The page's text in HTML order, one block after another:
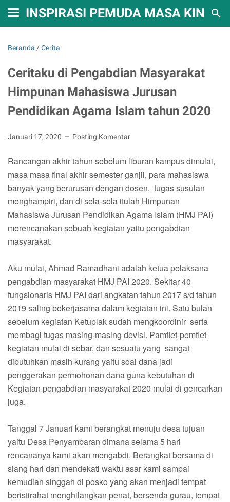
INSPIRASI PEMUDA MASA KINI
Beranda /Cerita
Ceritaku di Pengabdian Masyarakat
Himpunan Mahasiswa Jurusan
Pendidikan Agama Islam tahun 2020
Januari 17, 2020 Posting Komentar
Rancangan akhir tahun sebelum liburan kampus dimulai,
masa masa final akhir semester ganjil, para mahasiswa
banyak yang berurusan dengan dosen, tugas susulan
menghampiri, dan di sela-sela itulah Himpunan
Mahasiswa Jurusan Pendidikan Agama Islam (HMJ PAI)
merencanakan sebuah kegiatan yaitu pengabdian
masyarakat.
Aku mulai, Ahmad Ramadhani adalah ketua pelaksana
pengabdian masyarakat HMJ PAI 2020. Sekitar 40
fungsionaris HMJ PAI dari angkatan tahun 2017 s/d tahun
2019 saling bekerjasama dalam kegiatan ini. Satu bulan
sebelum kegiatan Ketuplak sudah mengkoordinir serta
membagi tugas masing-masing devisi. Pamflet-pemflet
kegiatan mulai di sebar, dan sesuatu yang sangat
dibutuhkan masih kurang yaitu soal dana jadi
penggerakan permohonan dana guna kebutuhan di
Kegiatan pengabdian masyarakat 2020 mulai di gencarkan
juga.
Tanggal 7 Januari kami berangkat menuju desa tujuan
yaitu Desa Penyambaran dimana selama 5 hari
rencananya kami akan mengabdi. Berangkat bersama di
siang hari dan mendekati waktu asar kami sampai
kemudian singgah di posko yang akan menjadi tempat
beristirahat menghilangkan penat, bersenda gurau, tempat